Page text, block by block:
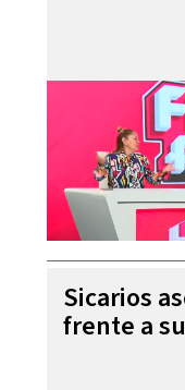
Sicarios
frente a